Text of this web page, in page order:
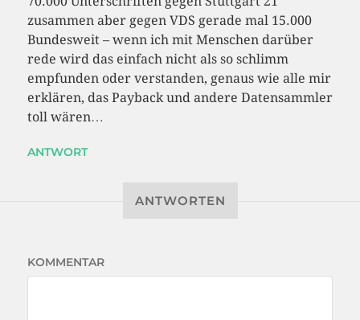
zusammen aber gegen VDS gerade mal 15.000
Bundesweit – wenn ich mit Menschen darüber
rede wird das einfach nicht als so schlimm
empfunden oder verstanden, genaus wie alle mir
erklären, das Payback und andere Datensammler
toll wären…
ANTWORT
ANTWORTEN
KOMMENTAR